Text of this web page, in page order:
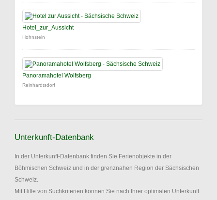
Hotel_zur_Aussicht
Hohnstein
Panoramahotel Wolfsberg
Reinhardtsdorf
Unterkunft-Datenbank
In der Unterkunft-Datenbank finden Sie Ferienobjekte in der
Böhmischen Schweiz und in der grenznahen Region der Sächsischen
Schweiz.
Mit Hilfe von Suchkriterien können Sie nach Ihrer optimalen Unterkunft